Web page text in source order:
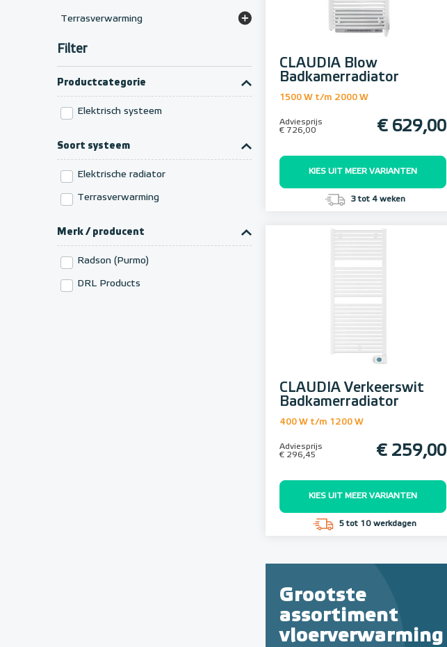
Terrasverwarming
Filter
Productcategorie
Elektrisch systeem
Soort systeem
Elektrische radiator
Terrasverwarming
Merk / producent
Radson (Purmo)
DRL Products
CLAUDIA Blow
Badkamerradiator
1500 W t/m 2000 W
Adviesprijs
€ 726,00
€ 629,00
KIES UIT MEER VARIANTEN
3 tot 4 weken
CLAUDIA Verkeerswit
Badkamerradiator
400 W t/m 1200 W
Adviesprijs
€ 296,45
€ 259,00
KIES UIT MEER VARIANTEN
5 tot 10 werkdagen
Grootste
assortiment
vloerverwarming